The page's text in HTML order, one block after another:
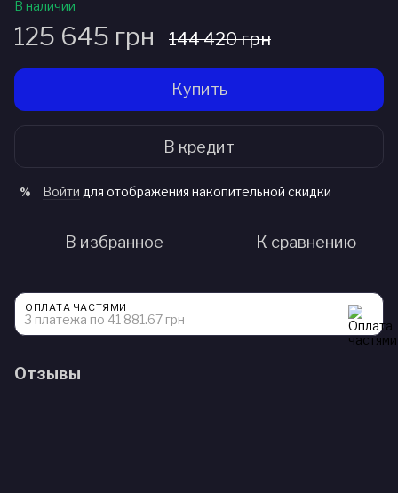
В наличии
125 645 грн 144 420 грн
Купить
В кредит
% Войти для отображения накопительной скидки
В избранное К сравнению
ОПЛАТА ЧАСТЯМИ
3 платежа по 41 881.67 грн
Отзывы